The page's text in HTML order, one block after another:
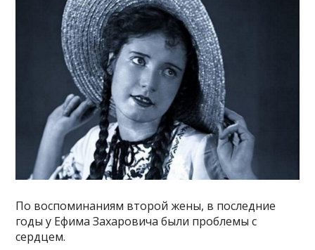
По воспоминаниям второй жены, в последние
годы у Ефима Захаровича были проблемы с
сердцем.